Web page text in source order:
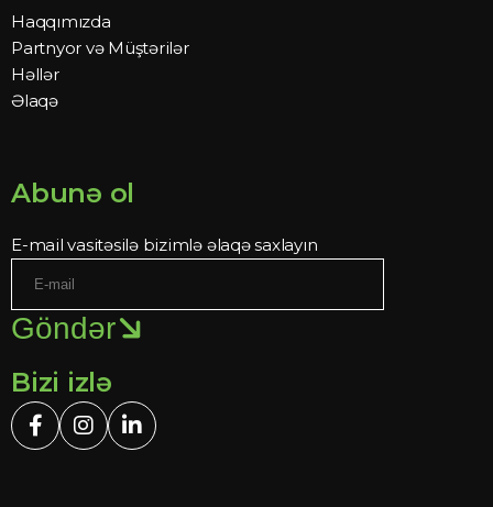
Haqqımızda
Partnyor və Müştərilər
Həllər
Əlaqə
Abunə ol
E-mail vasitəsilə bizimlə əlaqə saxlayın
Göndər
Bizi izlə